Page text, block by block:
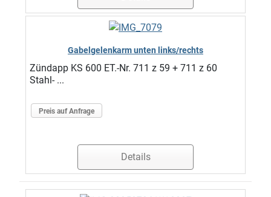
Gabelgelenkarm unten links/rechts
Zündapp KS 600 ET.-Nr. 711 z 59 + 711 z 60
Stahl- ...
Preis auf Anfrage
Details